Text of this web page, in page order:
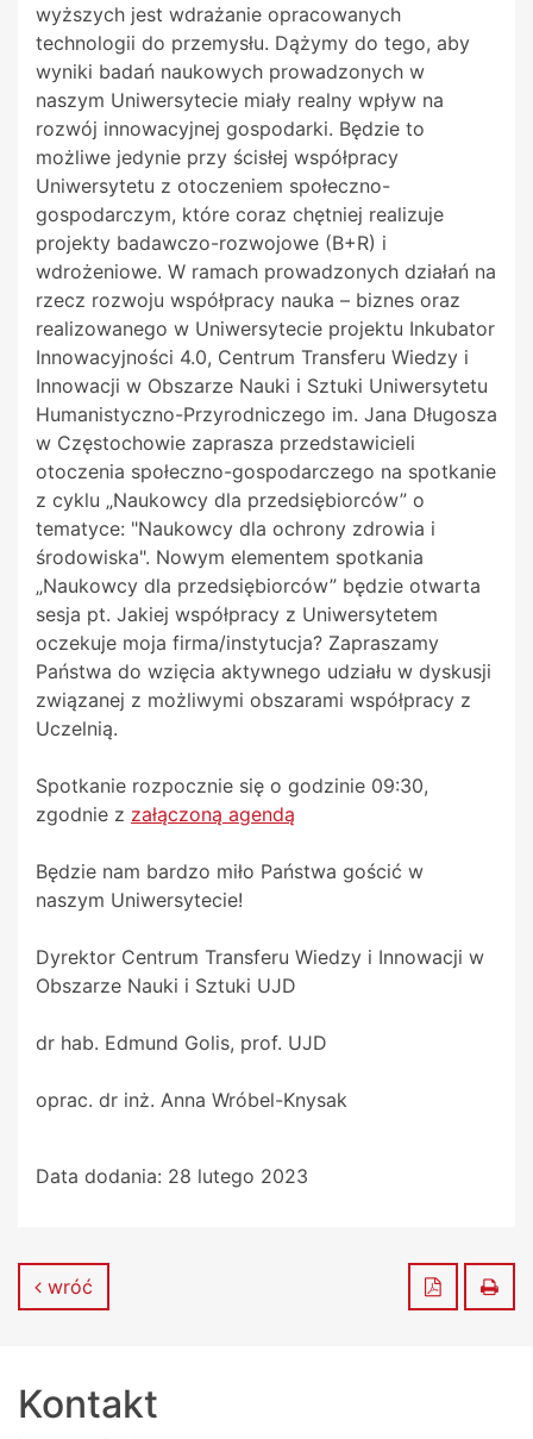
wyższych jest wdrażanie opracowanych
technologii do przemysłu. Dążymy do tego, aby
wyniki badań naukowych prowadzonych w
naszym Uniwersytecie miały realny wpływ na
rozwój innowacyjnej gospodarki. Będzie to
możliwe jedynie przy ścisłej współpracy
Uniwersytetu z otoczeniem społeczno-
gospodarczym, które coraz chętniej realizuje
projekty badawczo-rozwojowe (B+R) i
wdrożeniowe. W ramach prowadzonych działań na
rzecz rozwoju współpracy nauka – biznes oraz
realizowanego w Uniwersytecie projektu Inkubator
Innowacyjności 4.0, Centrum Transferu Wiedzy i
Innowacji w Obszarze Nauki i Sztuki Uniwersytetu
Humanistyczno-Przyrodniczego im. Jana Długosza
w Częstochowie zaprasza przedstawicieli
otoczenia społeczno-gospodarczego na spotkanie
z cyklu „Naukowcy dla przedsiębiorców” o
tematyce: "Naukowcy dla ochrony zdrowia i
środowiska". Nowym elementem spotkania
„Naukowcy dla przedsiębiorców” będzie otwarta
sesja pt. Jakiej współpracy z Uniwersytetem
oczekuje moja firma/instytucja? Zapraszamy
Państwa do wzięcia aktywnego udziału w dyskusji
związanej z możliwymi obszarami współpracy z
Uczelnią.
Spotkanie rozpocznie się o godzinie 09:30,
zgodnie z załączoną agendą
Będzie nam bardzo miło Państwa gościć w
naszym Uniwersytecie!
Dyrektor Centrum Transferu Wiedzy i Innowacji w
Obszarze Nauki i Sztuki UJD
dr hab. Edmund Golis, prof. UJD
oprac. dr inż. Anna Wróbel-Knysak
Data dodania: 28 lutego 2023
wróć Zapisz do
Kontakt